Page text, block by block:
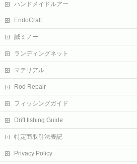
ハンドメイドルアー
EndoCraft
誠ミノー
ランディングネット
マテリアル
Rod Repair
フィッシングガイド
Drift fishing Guide
特定商取引法表記
Privacy Policy